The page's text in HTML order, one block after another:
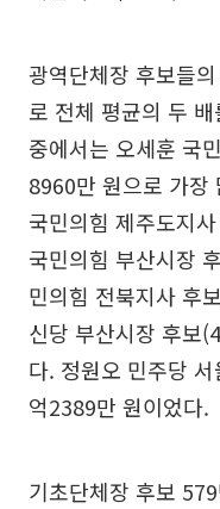
광역단체장 후보들
로 전체 평균의 두
중에서는 오세훈 국
8960만 원으로 가장
국민의힘 제주도지
국민의힘 부산시장
민의힘 전북지사 후
신당 부산시장 후보
다. 정원오 민주당
억2389만 원이었다.
기초단체장 후보